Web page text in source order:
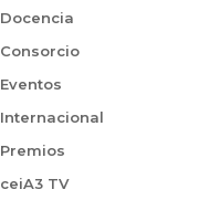
Docencia
Consorcio
Eventos
Internacional
Premios
ceiA3 TV